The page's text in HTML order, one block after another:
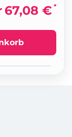
67,08 € *